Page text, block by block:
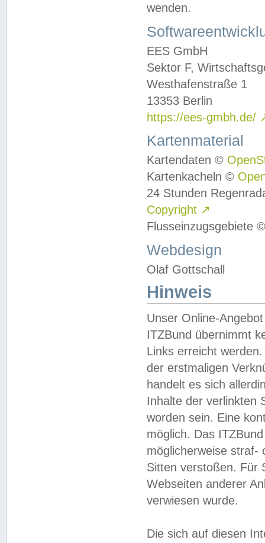
wenden.
EES GmbH
Sektor F,
Westhafenstraße 1
13353 Berlin
https://ees-gmbh.de/
Kartenmaterial
Kartendaten ©
Kartenkacheln ©
24 Stunden
Copyright ↗
Flusseinzugsgebiete
Webdesign
Olaf Gottschall
Hinweis
Unser Online-
ITZBund übernimmt
Links erreicht
der erstmaligen
handelt es sich
Inhalte der verlinkten
worden sein. Eine
möglich. Das
möglicherweise straf-
Sitten verstoßen. Für
Webseiten anderer
verwiesen wurde.
Die sich auf diesen